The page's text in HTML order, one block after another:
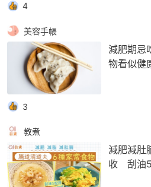
4
美容手帳
減肥期忌
物看似健
3
教煮
減肥減肚
收 刮油5